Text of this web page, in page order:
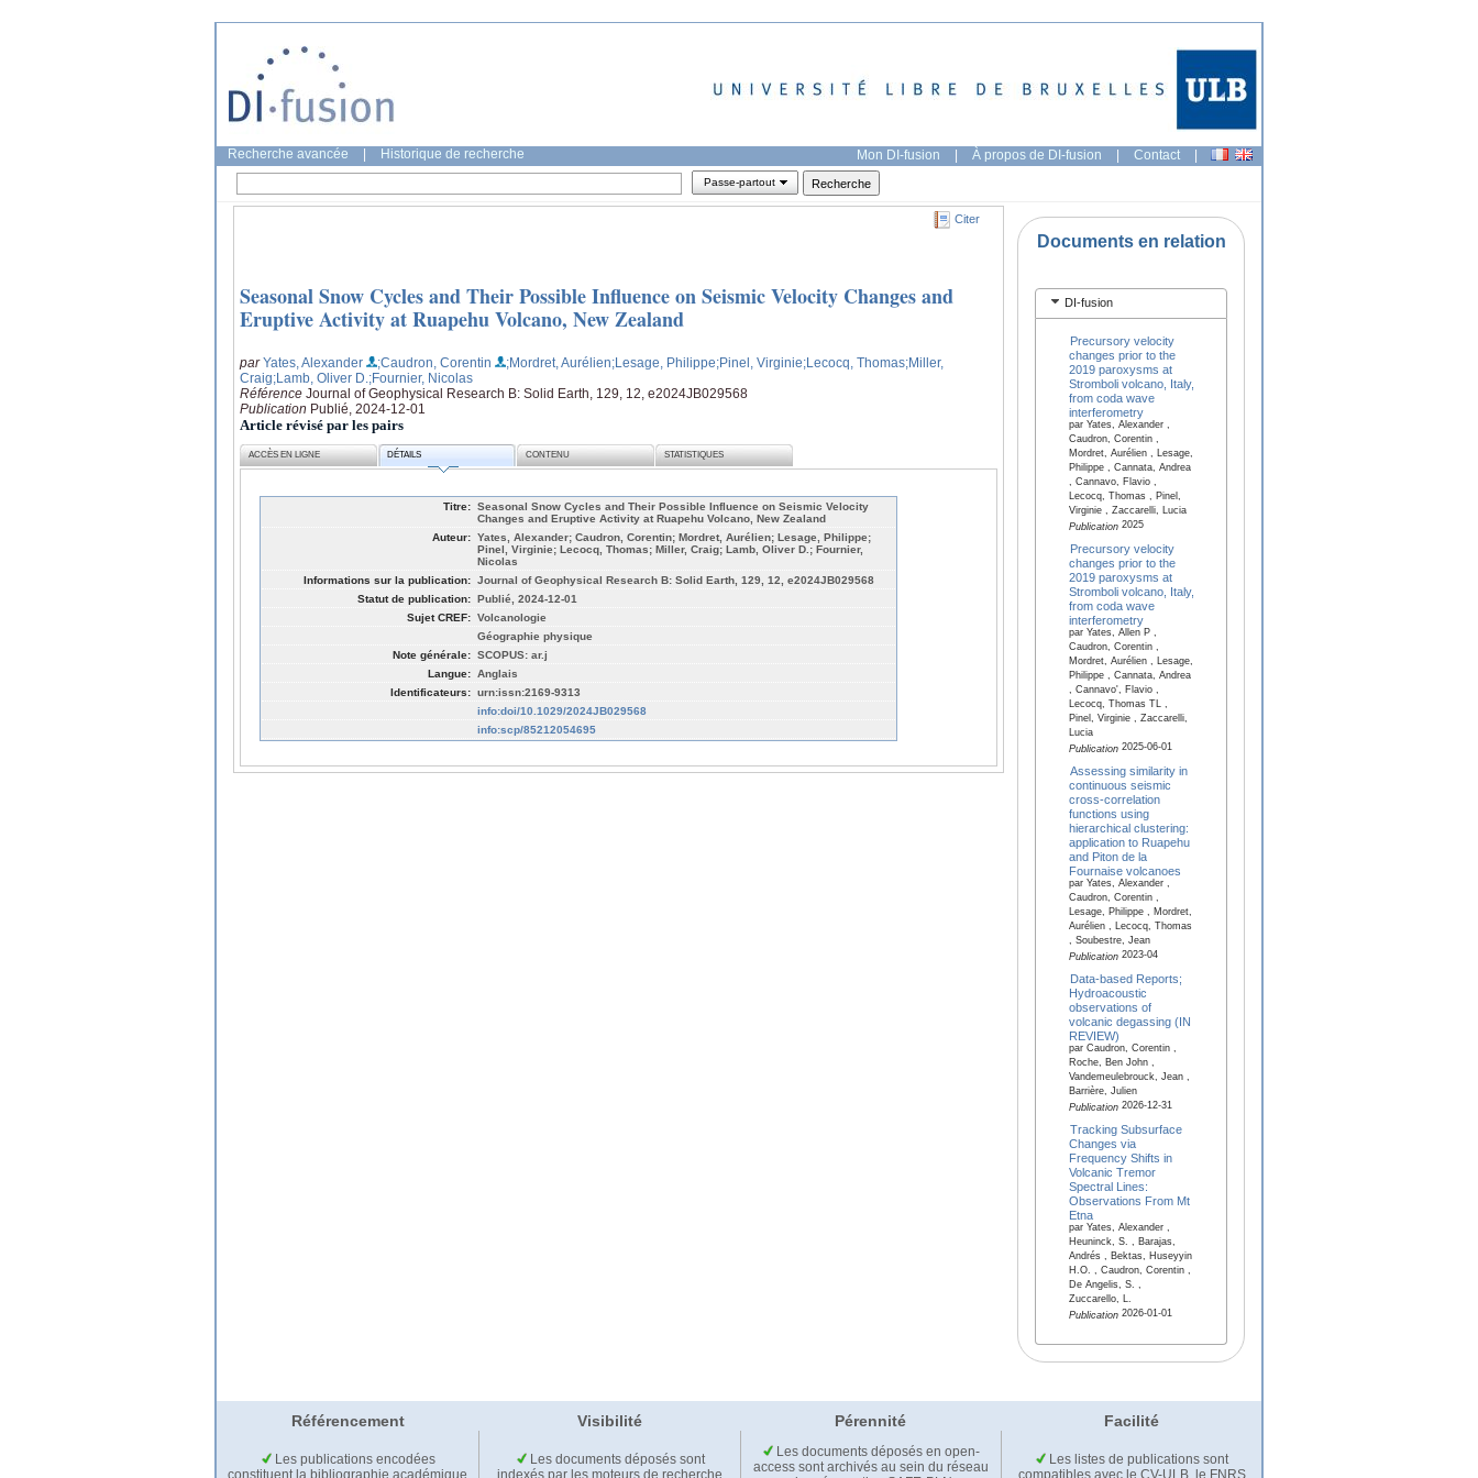
Recherche avancée Historique de recherche Mon DI-fusion | À propos de DI-fusion | Contact |
Passe-partout
Citer
Seasonal Snow Cycles and Their Possible Influence on Seismic Velocity Changes and
Eruptive Activity at Ruapehu Volcano, New Zealand
parYates, Alexander ;Caudron, Corentin ;Mordret, Aurélien;Lesage, Philippe;Pinel, Virginie;Lecocq, Thomas;Miller,
Craig;Lamb, Oliver D. ;Fournier, Nicolas
Référence Journal of Geophysical Research B: Solid Earth, 129, 12, e2024JB029568
Publication Publié, 2024-12-01
Article révisé par les pairs
ACCÈS EN LIGNE DÉTAILS CONTENU STATISTIQUES
Titre: Seasonal Snow Cycles and Their Possible Influence on Seismic Velocity
Changes and Eruptive Activity at Ruapehu Volcano, New Zealand
Auteur: Yates, Alexander; Caudron, Corentin; Mordret, Aurélien; Lesage, Philippe;
Pinel, Virginie; Lecocq, Thomas; Miller, Craig; Lamb, Oliver D.; Fournier,
Nicolas
Informations sur la publication: Journal of Geophysical Research B: Solid Earth, 129, 12, e2024JB029568
Statut de publication: Publié, 2024-12-01
Sujet CREF: Volcanologie
Géographie physique
Note générale: SCOPUS: ar.j
Langue: Anglais
Identificateurs: urn:issn:2169-9313
info:doi/10.1029/2024JB029568
info:scp/85212054695
Documents en relation
DI-fusion
Precursory velocity
changes prior to the
2019 paroxysms at
Stromboli volcano, Italy,
from coda wave
interferometry
par Yates, Alexander ,
Caudron, Corentin ,
Mordret, Aurélien , Lesage,
Philippe , Cannata, Andrea
, Cannavo, Flavio ,
Lecocq, Thomas , Pinel,
Virginie , Zaccarelli, Lucia
Publication2025
Precursory velocity
changes prior to the
2019 paroxysms at
Stromboli volcano, Italy,
from coda wave
interferometry
par Yates, Allen P ,
Caudron, Corentin ,
Mordret, Aurélien , Lesage,
Philippe , Cannata, Andrea
, Cannavo', Flavio ,
Lecocq, Thomas TL ,
Pinel, Virginie , Zaccarelli,
Lucia
Publication2025-06-01
Assessing similarity in
continuous seismic
cross-correlation
functions using
hierarchical clustering:
application to Ruapehu
and Piton de la
Fournaise volcanoes
par Yates, Alexander ,
Caudron, Corentin ,
Lesage, Philippe , Mordret,
Aurélien , Lecocq, Thomas
, Soubestre, Jean
Publication2023-04
Data-based Reports;
Hydroacoustic
observations of
volcanic degassing (IN
REVIEW)
par Caudron, Corentin ,
Roche, Ben John ,
Vandemeulebrouck, Jean ,
Barrière, Julien
Publication2026-12-31
Tracking Subsurface
Changes via
Frequency Shifts in
Volcanic Tremor
Spectral Lines:
Observations From Mt
Etna
par Yates, Alexander ,
Heuninck, S. , Barajas,
Andrés , Bektas, Huseyyin
H.O. , Caudron, Corentin ,
De Angelis, S. ,
Zuccarello, L.
Publication2026-01-01
Référencement Visibilité Pérennité Facilité
Les publications encodées
Les documents déposés sont
Les documents déposés en open-
access sont archivés au sein du réseau
Les listes de publications sont